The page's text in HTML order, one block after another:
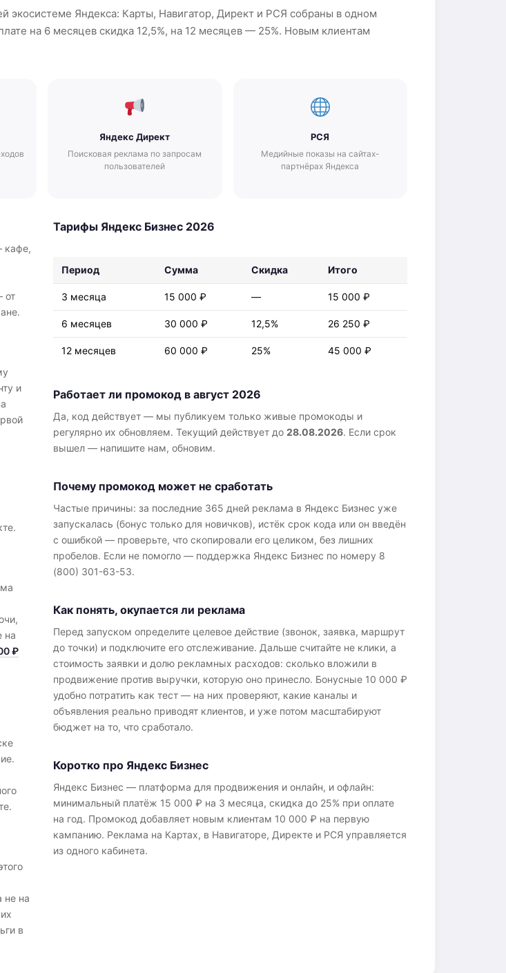
Яндекса: Карты, Навигатор, Директ и РСЯ собраны в одном
на 6 месяцев скидка 12,5%, на 12 месяцев — 25%. Новым клиентам
Яндекс Директ
Поисковая реклама по запросам
пользователей
РСЯ
Медийные показы на сайтах-
партнёрах Яндекса
кафе,
от
и
на
₽
не на
в
Тарифы Яндекс Бизнес 2026
Период Сумма Скидка Итого
3 месяца 15 000 ₽ — 15 000 ₽
6 месяцев 30 000 ₽ 12,5% 26 250 ₽
12 месяцев 60 000 ₽ 25% 45 000 ₽
Работает ли промокод в август 2026
Да, код действует — мы публикуем только живые промокоды и
регулярно их обновляем. Текущий действует до 28.08.2026. Если срок
вышел — напишите нам, обновим.
Почему промокод может не сработать
Частые причины: за последние 365 дней реклама в Яндекс Бизнес уже
запускалась (бонус только для новичков), истёк срок кода или он введён
с ошибкой — проверьте, что скопировали его целиком, без лишних
пробелов. Если не помогло — поддержка Яндекс Бизнес по номеру 8
(800) 301-63-53.
Как понять, окупается ли реклама
Перед запуском определите целевое действие (звонок, заявка, маршрут
до точки) и подключите его отслеживание. Дальше считайте не клики, а
стоимость заявки и долю рекламных расходов: сколько вложили в
продвижение против выручки, которую оно принесло. Бонусные 10 000 ₽
удобно потратить как тест — на них проверяют, какие каналы и
объявления реально приводят клиентов, и уже потом масштабируют
бюджет на то, что сработало.
Коротко про Яндекс Бизнес
Яндекс Бизнес — платформа для продвижения и онлайн, и офлайн:
минимальный платёж 15 000 ₽ на 3 месяца, скидка до 25% при оплате
на год. Промокод добавляет новым клиентам 10 000 ₽ на первую
кампанию. Реклама на Картах, в Навигаторе, Директе и РСЯ управляется
из одного кабинета.